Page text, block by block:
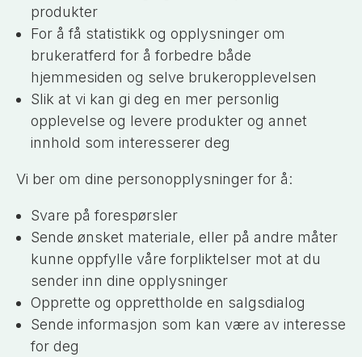
produkter
For å få statistikk og opplysninger om
brukeratferd for å forbedre både
hjemmesiden og selve brukeropplevelsen
Slik at vi kan gi deg en mer personlig
opplevelse og levere produkter og annet
innhold som interesserer deg
Vi ber om dine personopplysninger for å:
Svare på forespørsler
Sende ønsket materiale, eller på andre måter
kunne oppfylle våre forpliktelser mot at du
sender inn dine opplysninger
Opprette og opprettholde en salgsdialog
Sende informasjon som kan være av interesse
for deg